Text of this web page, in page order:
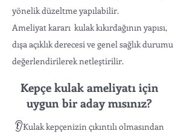
yönelik düzeltme yapılabilir.
Ameliyat kararı kulak kıkırdağının yapısı,
dışa açıklık derecesi ve genel sağlık durumu
değerlendirilerek netleştirilir.
Kepçe kulak ameliyatı için
uygun bir aday mısınız?
👂Kulak kepçenizin çıkıntılı olmasından